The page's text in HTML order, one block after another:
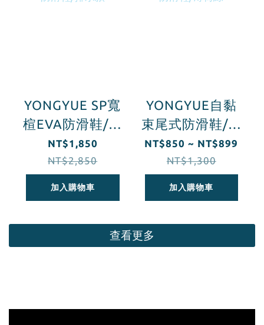
YONGYUE SP寬
楦EVA防滑鞋/排
水款
NT$1,850
NT$2,850
加入購物車
YONGYUE自黏
束尾式防滑鞋/薄
荷綠
NT$850 ~ NT$899
NT$1,300
加入購物車
查看更多